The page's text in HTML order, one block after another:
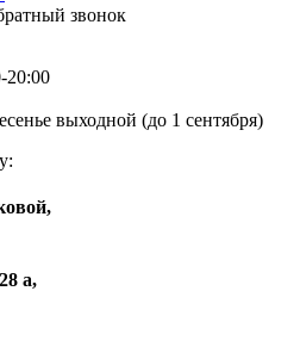
звонок
20:00
выходной (до 1 сентября)
а,